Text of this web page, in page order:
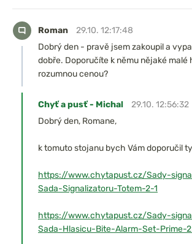
Roman
29.10. 12:17:48
Dobrý den - pravě jsem zakoupil a
dobře. Doporučíte k němu nějaké malé
rozumnou cenou?
Chyť a pusť - Michal
29.10. 12:56:32
Dobrý den, Romane,
k tomuto stojanu bych Vám doporučil
https://www.chytapust.cz/Sady-
Sada-Signalizatoru-Totem-2-1
https://www.chytapust.cz/Sady-
Sada-Hlasicu-Bite-Alarm-Set-Prime-